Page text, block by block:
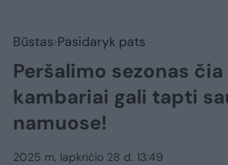
Būstas Pasidaryk pats
Peršalimo sezonas
kambariai gali tapti
namuose!
2025 m. lapkričio 28 d. 13:49